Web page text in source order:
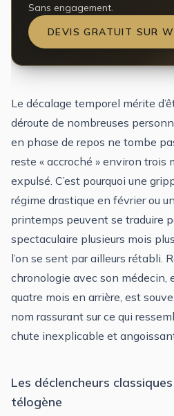
Sans engagement.
DEVIS GRATUIT SUR
Le décalage temporel mérite
déroute de nombreuses
en phase de repos ne tombe
reste « accroché » environ trois
expulsé. C’est pourquoi une
régime drastique en février ou
printemps peuvent se traduire
spectaculaire plusieurs mois
l’on se sent par ailleurs rétabli.
chronologie avec son médecin,
quatre mois en arrière, est
nom rassurant sur ce qui
chute inexplicable et
Les déclencheurs
télogène